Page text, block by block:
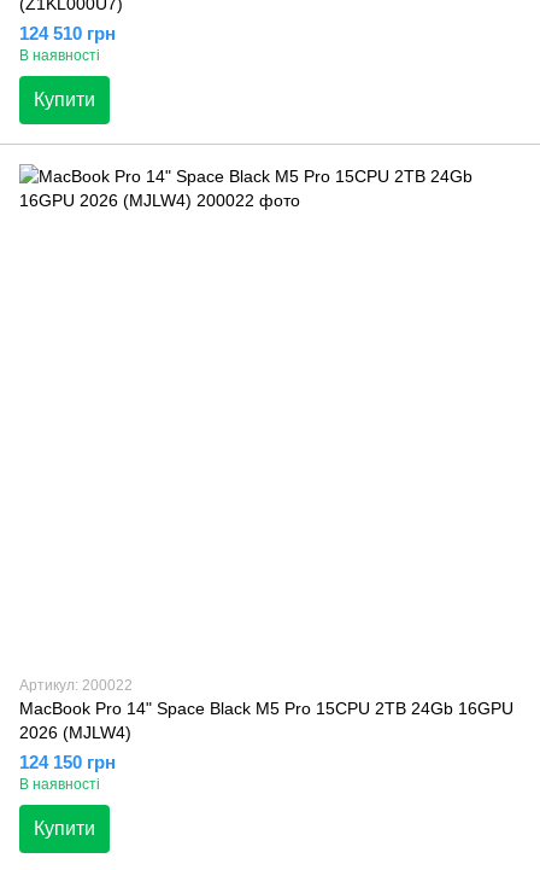
124 510 грн
В наявності
Купити
Артикул: 200022
MacBook Pro 14" Space Black M5 Pro 15CPU 2TB 24Gb 16GPU
2026 (MJLW4)
124 150 грн
В наявності
Купити